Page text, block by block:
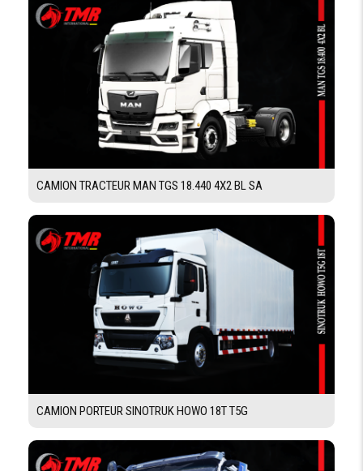
FREINAGE
Disque à l'avant / Dique à l'arrière
COMMANDE DE
Hydraulique
SUR
ÉCHAPPEMENT
Oui
EQUIPEMENTS
Oui
Oui
Demande De Devis
CAMION TRACTEUR MAN TGS 18.440 4X2 BL SA
CAMION PORTEUR SINOTRUK HOWO 18T T5G